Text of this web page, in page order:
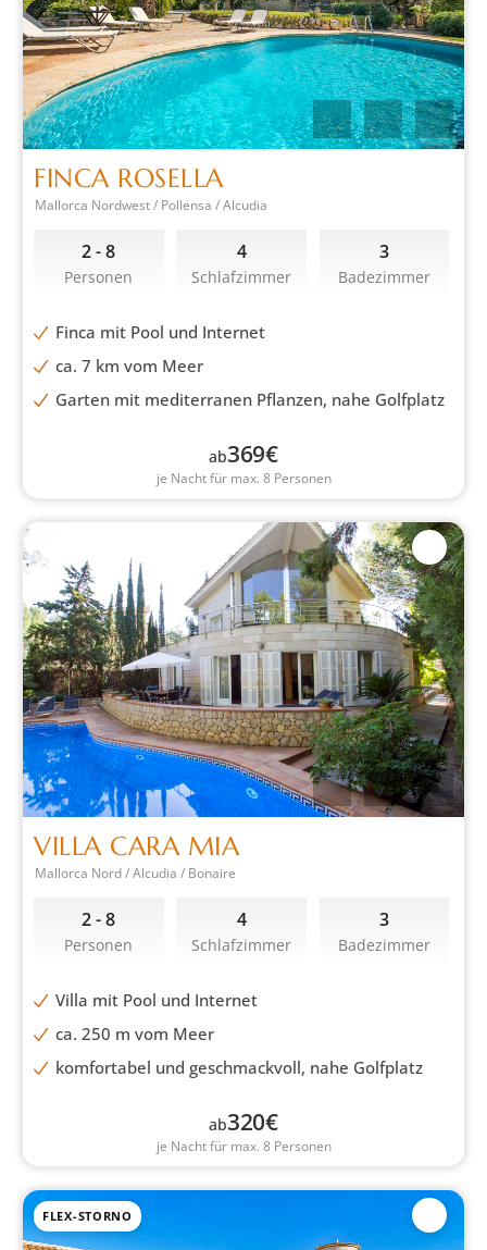
FINCA ROSELLA
Mallorca Nordwest / Pollensa / Alcudia
2 - 8
Personen
4
Schlafzimmer
3
Badezimmer
Finca mit Pool und Internet
ca. 7 km vom Meer
Garten mit mediterranen Pflanzen, nahe Golfplatz
ab369€
je Nacht für max. 8 Personen
VILLA CARA MIA
Mallorca Nord / Alcudia / Bonaire
2 - 8
Personen
4
Schlafzimmer
3
Badezimmer
Villa mit Pool und Internet
ca. 250 m vom Meer
komfortabel und geschmackvoll, nahe Golfplatz
ab320€
je Nacht für max. 8 Personen
FLEX-STORNO